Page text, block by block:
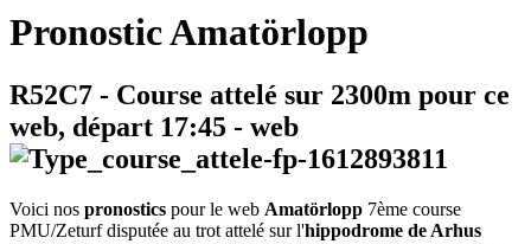
Pronostic Amatörlopp
R52C7 - Course attelé sur 2300m pour ce
web, départ 17:45 - web
Voici nos pronostics pour le web Amatörlopp 7ème course
PMU/Zeturf disputée au trot attelé sur l'hippodrome de Arhus